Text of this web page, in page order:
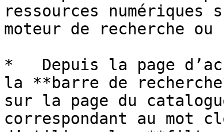
ressources
moteur de recherche
*   Depuis la page
la **barre de
sur la page du
correspondant au